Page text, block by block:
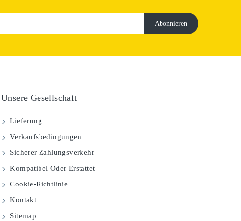
Unsere Gesellschaft
Lieferung
Verkaufsbedingungen
Sicherer Zahlungsverkehr
Kompatibel Oder Erstattet
Cookie-Richtlinie
Kontakt
Sitemap